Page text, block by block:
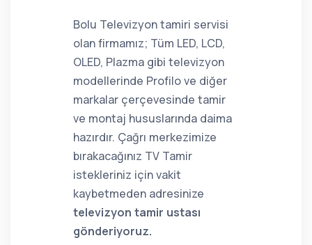
Bolu Televizyon tamiri servisi
olan firmamız; Tüm LED, LCD,
OLED, Plazma gibi televizyon
modellerinde Profilo ve diğer
markalar çerçevesinde tamir
ve montaj hususlarında daima
hazırdır. Çağrı merkezimize
bırakacağınız TV Tamir
istekleriniz için vakit
kaybetmeden adresinize
televizyon tamir ustası
gönderiyoruz.